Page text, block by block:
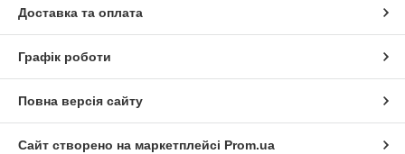
Доставка та оплата
Графік роботи
Повна версія сайту
Сайт створено на маркетплейсі Prom.ua